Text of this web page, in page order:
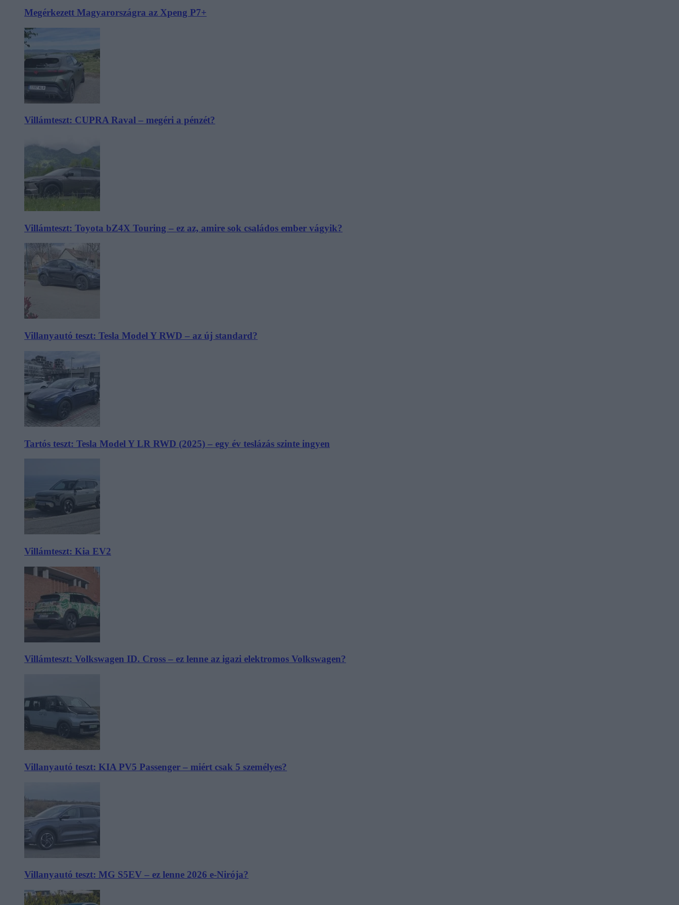
Megérkezett Magyarországra az Xpeng P7+
Villámteszt: CUPRA Raval – megéri a pénzét?
Villámteszt: Toyota bZ4X Touring – ez az, amire sok családos ember vágyik?
Villanyautó teszt: Tesla Model Y RWD – az új standard?
Tartós teszt: Tesla Model Y LR RWD (2025) – egy év teslázás szinte ingyen
Villámteszt: Kia EV2
Villámteszt: Volkswagen ID. Cross – ez lenne az igazi elektromos Volkswagen?
Villanyautó teszt: KIA PV5 Passenger – miért csak 5 személyes?
Villanyautó teszt: MG S5EV – ez lenne 2026 e-Nirója?